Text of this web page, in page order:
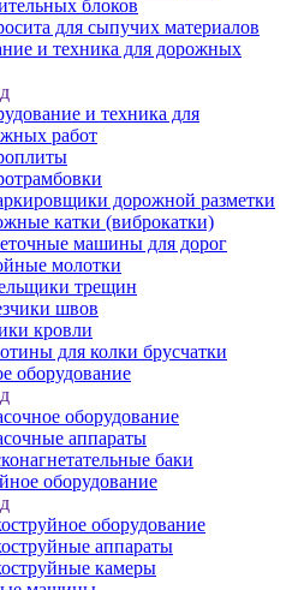
блоков
для сыпучих материалов
и техника для дорожных
и техника для
работ
дорожной разметки
катки (виброкатки)
машины для дорог
молотки
трещин
швов
кровли
для колки брусчатки
оборудование
оборудование
аппараты
баки
оборудование
оборудование
аппараты
камеры